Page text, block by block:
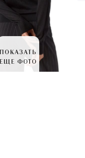
ПОКАЗАТЬ
ЕЩЕ ФОТО